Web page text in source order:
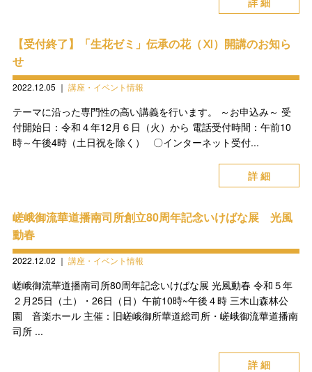
【受付終了】「生花ゼミ」伝承の花（Ⅺ）開講のお知ら
せ
2022.12.05 ｜ 講座・イベント情報
テーマに沿った専門性の高い講義を行います。 ～お申込み～ 受
付開始日：令和４年12月６日（火）から 電話受付時間：午前10
時～午後4時（土日祝を除く） 〇インターネット受付...
詳 細
嵯峨御流華道播南司所創立80周年記念いけばな展 光風
動春
2022.12.02 ｜ 講座・イベント情報
嵯峨御流華道播南司所80周年記念いけばな展 光風動春 令和５年
２月25日（土）・26日（日）午前10時~午後４時 三木山森林公
園 音楽ホール 主催：旧嵯峨御所華道総司所・嵯峨御流華道播南
司所 ...
詳 細